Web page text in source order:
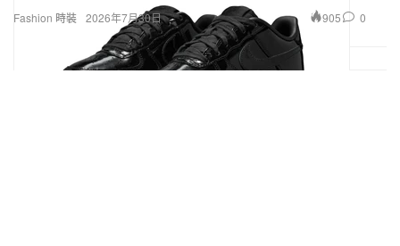
Fashion 時裝 2026年7月30日 905 0